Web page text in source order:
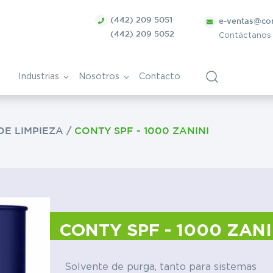
(442) 209 5051
(442) 209 5052
e-
Contáctanos
Industrias
Vitivinícola
metálicas
Nosotros
Bolsa de Trabajo
Contacto
LIMPIEZA / CONTY SPF - 1000 ZANINI
CONTY SPF - 1000
Solvente de purga, tanto para sistemas